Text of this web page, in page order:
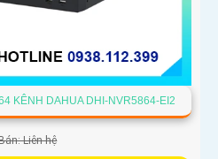
KÊNH DAHUA DHI-NVR5864-EI2
Liên hệ